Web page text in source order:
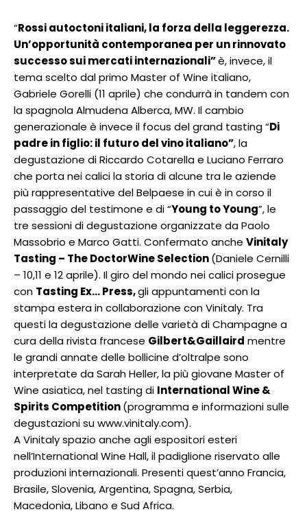
“Rossi autoctoni italiani, la forza della leggerezza.
Un’opportunità contemporanea per un rinnovato
successo sui mercati internazionali”è, invece, il
tema scelto dal primo Master of Wine italiano,
Gabriele Gorelli (11 aprile) che condurrà in tandem con
la spagnola Almudena Alberca, MW. Il cambio
generazionale è invece il focus del grand tasting “Di
padre in figlio: il futuro del vino italiano”, la
degustazione di Riccardo Cotarella e Luciano Ferraro
che porta nei calici la storia di alcune tra le aziende
più rappresentative del Belpaese in cui è in corso il
passaggio del testimone e di “Young to Young”, le
tre sessioni di degustazione organizzate da Paolo
Massobrio e Marco Gatti. Confermato anche Vinitaly
Tasting – The DoctorWine Selection(Daniele Cernilli
– 10,11 e 12 aprile). Il giro del mondo nei calici prosegue
con Tasting Ex… Press,gli appuntamenti con la
stampa estera in collaborazione con Vinitaly. Tra
questi la degustazione delle varietà di Champagne a
cura della rivista francese Gilbert&Gaillaird mentre
le grandi annate delle bollicine d’oltralpe sono
interpretate da Sarah Heller, la più giovane Master of
Wine asiatica, nel tasting di International Wine &
Spirits Competition(programma e informazioni sulle
degustazioni su www.vinitaly.com).
A Vinitaly spazio anche agli espositori esteri
nell’International Wine Hall, il padiglione riservato alle
produzioni internazionali. Presenti quest’anno Francia,
Brasile, Slovenia, Argentina, Spagna, Serbia,
Macedonia, Libano e Sud Africa.